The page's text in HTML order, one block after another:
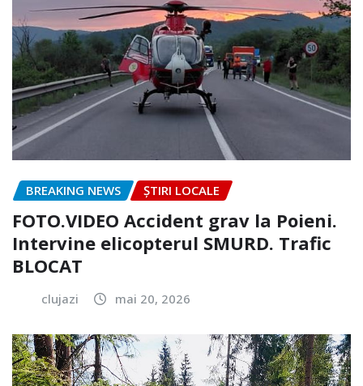
BREAKING NEWS ȘTIRI LOCALE
FOTO.VIDEO Accident grav la Poieni.
Intervine elicopterul SMURD. Trafic
BLOCAT
clujazi mai 20, 2026